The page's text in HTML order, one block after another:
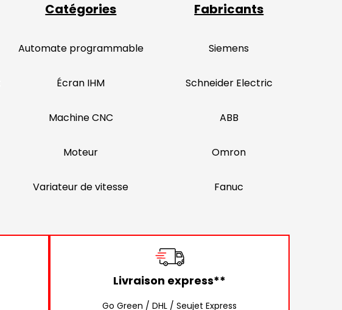
Catégories
Automate programmable
Écran IHM
Machine CNC
Moteur
Variateur de vitesse
Fabricants
Siemens
Schneider Electric
ABB
Omron
Fanuc
Livraison express**
Go Green / DHL / Seujet Express